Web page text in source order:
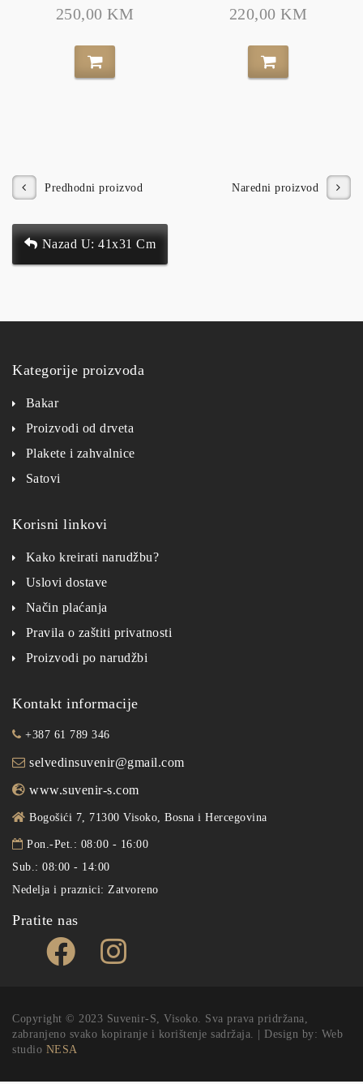
250,00 KM
220,00 KM
Naredni proizvod
Predhodni proizvod
Nazad U: 41x31 Cm
Kategorije proizvoda
Bakar
Proizvodi od drveta
Plakete i zahvalnice
Satovi
Korisni linkovi
Kako kreirati narudžbu?
Uslovi dostave
Način plaćanja
Pravila o zaštiti privatnosti
Proizvodi po narudžbi
Kontakt informacije
+387 61 789 346
selvedinsuvenir@gmail.com
www.suvenir-s.com
Bogošići 7, 71300 Visoko, Bosna i Hercegovina
Pon.-Pet.: 08:00 - 16:00
Sub.: 08:00 - 14:00
Nedelja i praznici: Zatvoreno
Pratite nas
Copyright © 2023 Suvenir-S, Visoko. Sva prava pridržana,
zabranjeno svako kopiranje i korištenje sadržaja. | Design by: Web
studio NESA